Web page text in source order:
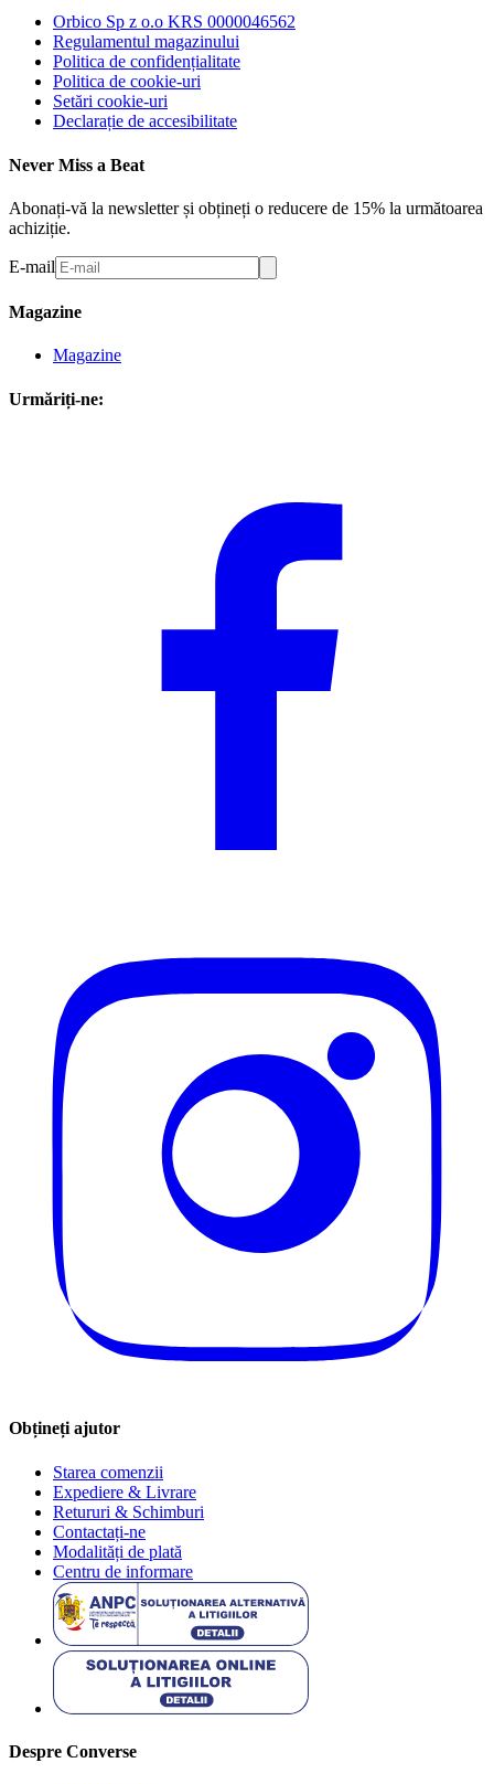
Orbico Sp z o.o KRS 0000046562
Regulamentul magazinului
Politica de confidențialitate
Politica de cookie-uri
Setări cookie-uri
Declarație de accesibilitate
Never Miss a Beat
Abonați-vă la newsletter și obțineți o reducere de 15% la următoarea
achiziție.
E-mail
Magazine
Magazine
Urmăriți-ne:
Obțineți ajutor
Starea comenzii
Expediere & Livrare
Retururi & Schimburi
Contactați-ne
Modalități de plată
Centru de informare
Despre Converse